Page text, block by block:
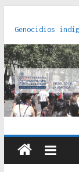
Genocidios
Estudios sobre
políticas,
Donde el
crítica de las
Criterios
Red de
Santiago : un